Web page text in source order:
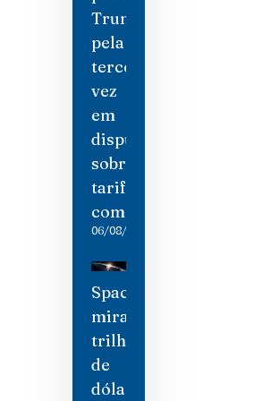
Trump
pela
terceira
vez
em
disputa
sobre
tarifas
comerciais
06/08/2026
SpaceX
mira
trilhão
de
dólares